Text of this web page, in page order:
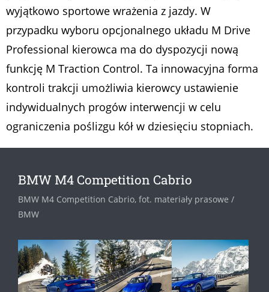
wyjątkowo sportowe wrażenia z jazdy. W
przypadku wyboru opcjonalnego układu M Drive
Professional kierowca ma do dyspozycji nową
funkcję M Traction Control. Ta innowacyjna forma
kontroli trakcji umożliwia kierowcy ustawienie
indywidualnych progów interwencji w celu
ograniczenia poślizgu kół w dziesięciu stopniach.
BMW M4 Competition Cabrio
BMW M4 Competition Cabrio, fot. materiały prasowe /
BMW